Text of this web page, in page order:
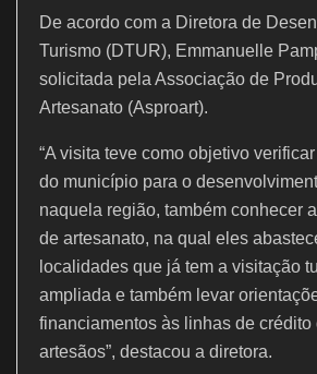
De acordo com a Diretora de
Turismo (DTUR), Emmanuelle
solicitada pela Associação de
Artesanato (Asproart).
“A visita teve como objetivo
do município para o
naquela região, também conhecer
de artesanato, na qual eles
localidades que já tem a visitação
ampliada e também levar
financiamentos às linhas de
artesãos”, destacou a diretora.